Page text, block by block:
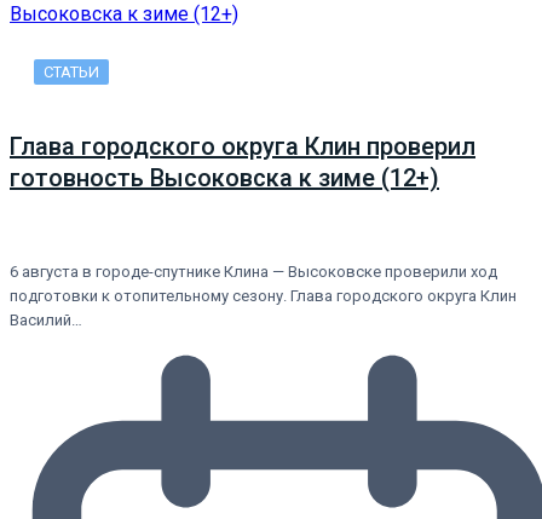
СТАТЬИ
Глава городского округа Клин проверил
готовность Высоковска к зиме (12+)
6 августа в городе-спутнике Клина — Высоковске проверили ход
подготовки к отопительному сезону. Глава городского округа Клин
Василий…